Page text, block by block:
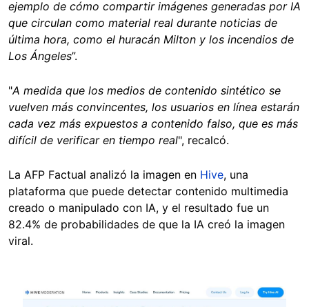
ejemplo de cómo compartir imágenes generadas por IA
que circulan como material real durante noticias de
última hora, como el huracán Milton y los incendios de
Los Ángeles”.
"A medida que los medios de contenido sintético se
vuelven más convincentes, los usuarios en línea estarán
cada vez más expuestos a contenido falso, que es más
difícil de verificar en tiempo real", recalcó.
La AFP Factual analizó la imagen en Hive, una
plataforma que puede detectar contenido multimedia
creado o manipulado con IA, y el resultado fue un
82.4% de probabilidades de que la IA creó la imagen
viral.
Image